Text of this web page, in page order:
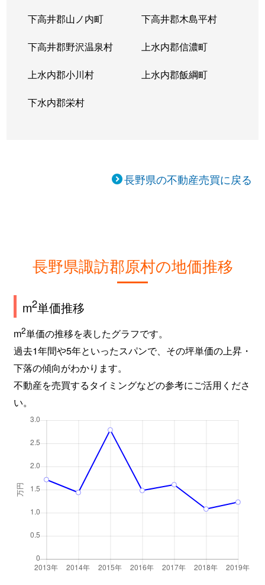
下高井郡山ノ内町 下高井郡木島平村
下高井郡野沢温泉村 上水内郡信濃町
上水内郡小川村 上水内郡飯綱町
下水内郡栄村
長野県の不動産売買に戻る
長野県諏訪郡原村の地価推移
m2単価推移
m2単価の推移を表したグラフです。
過去1年間や5年といったスパンで、その坪単価の上昇・
下落の傾向がわかります。
不動産を売買するタイミングなどの参考にご活用くださ
い。